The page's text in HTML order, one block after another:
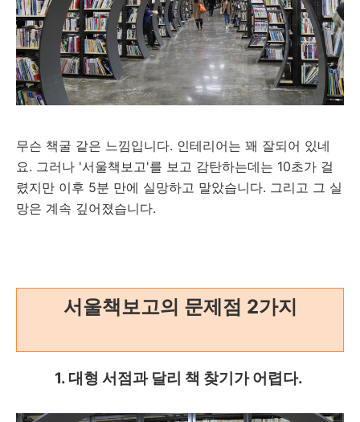
무슨 책굴 같은 느낌입니다. 인테리어는 꽤 잘되어 있네
요. 그러나 '서울책보고'를 보고 감탄하는데는 10초가 걸
렸지만 이후 5분 만에 실망하고 말았습니다. 그리고 그 실
망은 계속 깊어졌습니다.
서울책보고의 문제점 2가지
1. 대형 서점과 달리 책 찾기가 어렵다.